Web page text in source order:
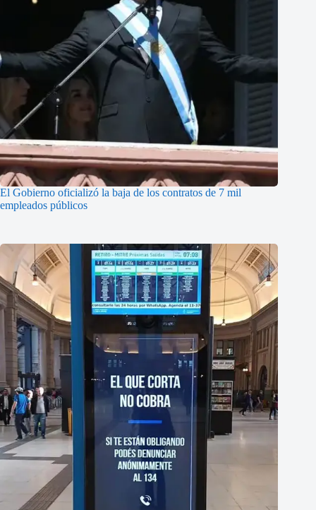
El Gobierno oficializó la baja de los contratos de 7 mil
empleados públicos